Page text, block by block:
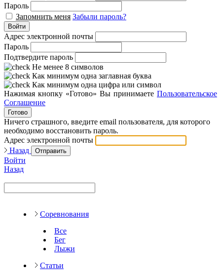
Пароль
Запомнить меня Забыли пароль?
Войти
Адрес электронной почты
Пароль
Подтвердите пароль
Не менее 8 символов
Как минимум одна заглавная буква
Как минимум одна цифра или символ
Нажимая кнопку «Готово» Вы принимаете Пользовательское
Соглашение
Готово
Ничего страшного, введите email пользователя, для которого
необходимо восстановить пароль.
Адрес электронной почты
Назад
Отправить
Войти
Назад
Соревнования
Все
Бег
Лыжи
Статьи